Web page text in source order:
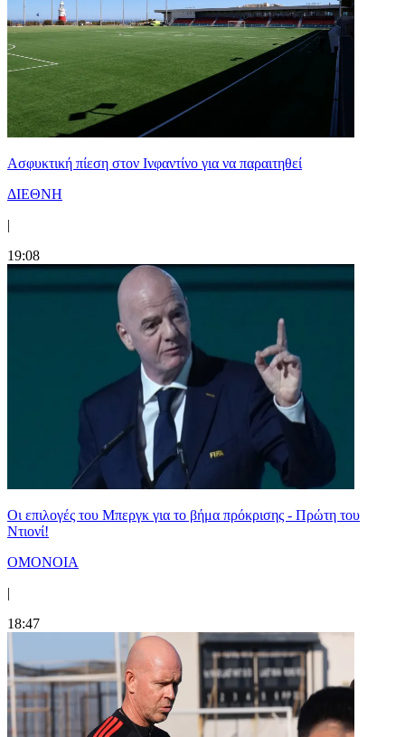
Ασφυκτική πίεση στον Ινφαντίνο για να παραιτηθεί
ΔΙΕΘΝΗ
|
19:08
Οι επιλογές του Μπεργκ για το βήμα πρόκρισης - Πρώτη του
Ντιονί!
ΟΜΟΝΟΙΑ
|
18:47